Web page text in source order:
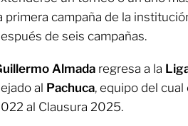
primera campaña de la
de seis campañas.
Almada regresa a la
al Pachuca, equipo del
al Clausura 2025.